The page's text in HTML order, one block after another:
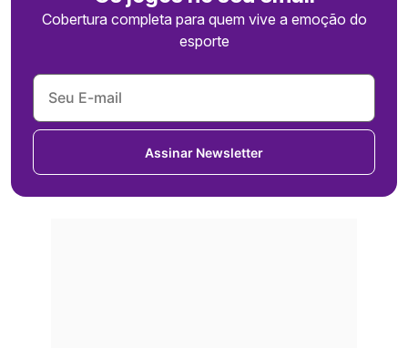
Cobertura completa para quem vive a emoção do
esporte
Assinar Newsletter